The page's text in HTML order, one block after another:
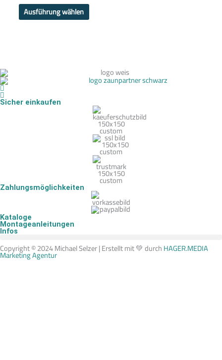
Ausführung wählen
Sicher einkaufen
Zahlungsmöglichkeiten
Kataloge
Montageanleitungen
Infos
Copyright © 2024 Michael Selzer | Erstellt mit 💚 durchHAGER.MEDIA
Marketing Agentur